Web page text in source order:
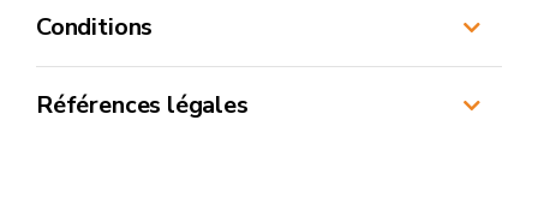
Conditions
Références légales